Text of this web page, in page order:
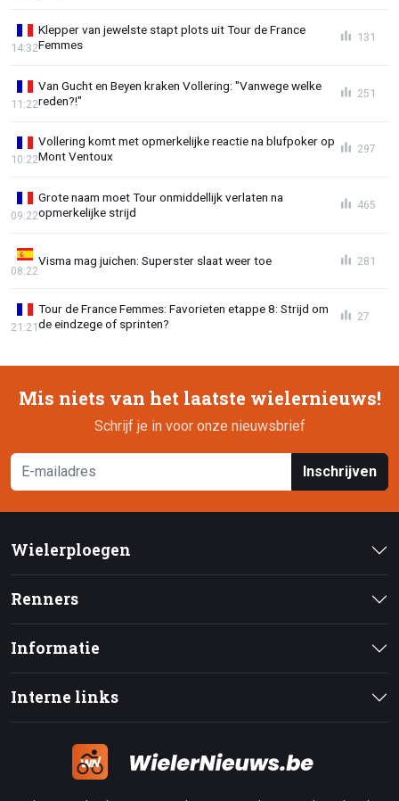
Klepper van jewelste stapt plots uit Tour de France
Femmes
14:32
131
Van Gucht en Beyen kraken Vollering: "Vanwege welke
reden?!"
11:22
251
Vollering komt met opmerkelijke reactie na blufpoker op
Mont Ventoux
10:22
297
Grote naam moet Tour onmiddellijk verlaten na
opmerkelijke strijd
09:22
465
Visma mag juichen: Superster slaat weer toe
08:22
281
Tour de France Femmes: Favorieten etappe 8: Strijd om
de eindzege of sprinten?
21:21
27
Mis niets van het laatste wielernieuws!
Schrijf je in voor onze nieuwsbrief
Inschrijven
Wielerploegen
Renners
Informatie
Interne links